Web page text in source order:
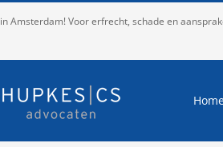
Amsterdam! Voor erfrecht, schade en